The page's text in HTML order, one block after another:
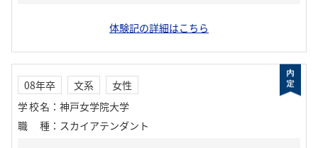
体験記の詳細はこちら
08年卒 文系
女性
学校名 ： 神戸女学院大学
職種 ： スカイアテンダント